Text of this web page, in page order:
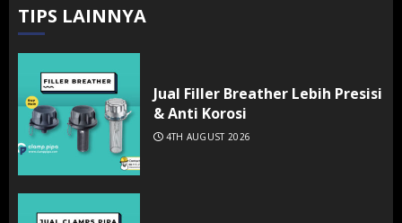
TIPS LAINNYA
Jual Filler Breather Lebih Presisi
& Anti Korosi
4TH AUGUST 2026